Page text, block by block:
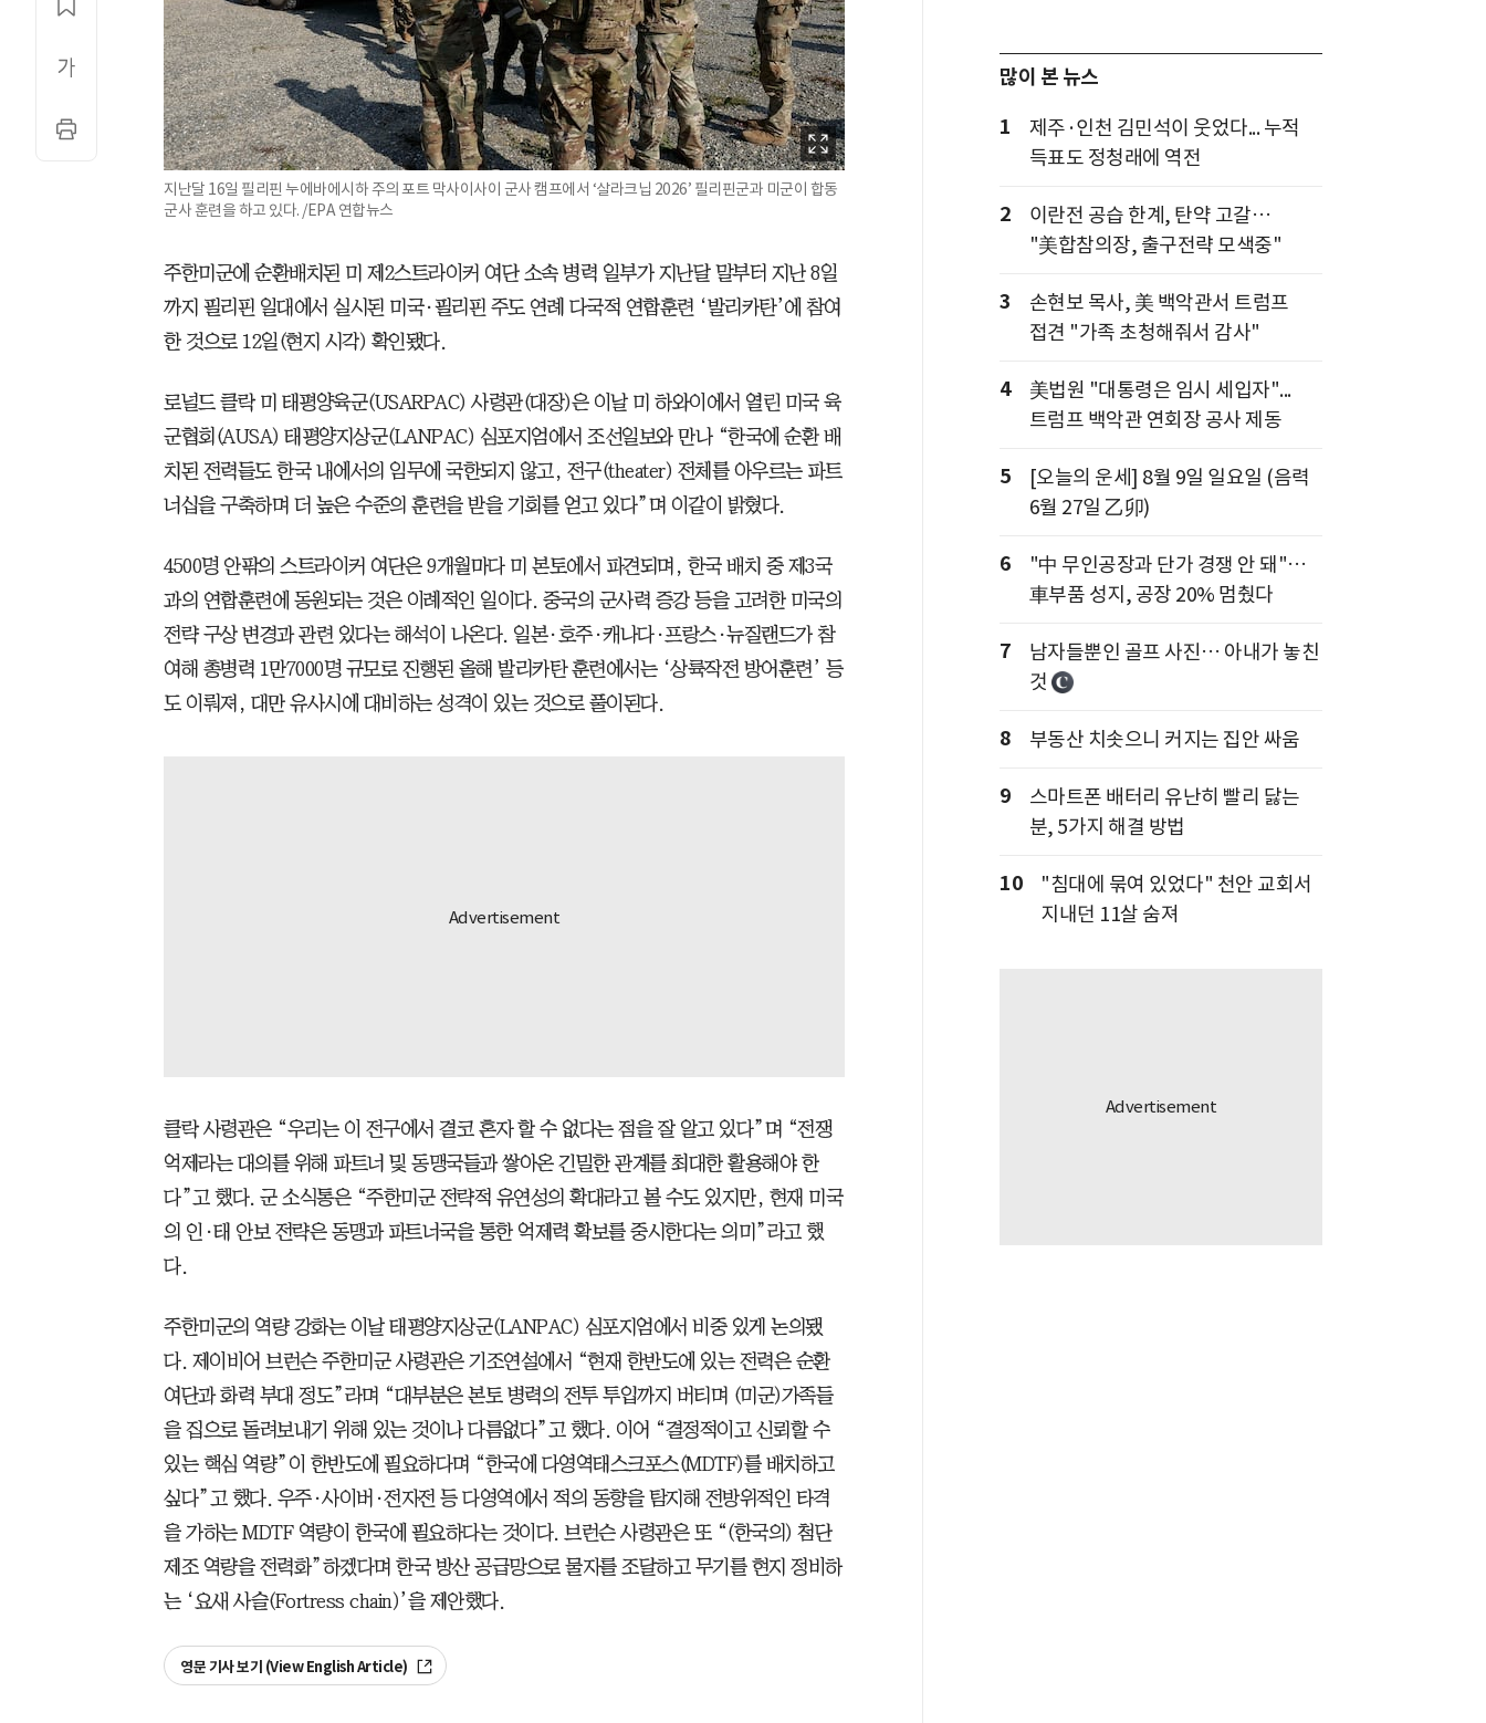
지난달 16일 필리핀 누에바에시하 주의 포트 막사이사이 군사 캠프에서 ‘살라크닙 2026’ 필리핀군과 미군이 합동
군사 훈련을 하고 있다. /EPA 연합뉴스
주한미군에 순환배치된 미 제2스트라이커 여단 소속 병력 일부가 지난달 말부터 지난 8일
까지 필리핀 일대에서 실시된 미국·필리핀 주도 연례 다국적 연합훈련 ‘발리카탄’에 참여
한 것으로 12일(현지 시각) 확인됐다.
로널드 클락 미 태평양육군(USARPAC) 사령관(대장)은 이날 미 하와이에서 열린 미국 육
군협회(AUSA) 태평양지상군(LANPAC) 심포지엄에서 조선일보와 만나 “한국에 순환 배
치된 전력들도 한국 내에서의 임무에 국한되지 않고, 전구(theater) 전체를 아우르는 파트
너십을 구축하며 더 높은 수준의 훈련을 받을 기회를 얻고 있다”며 이같이 밝혔다.
4500명 안팎의 스트라이커 여단은 9개월마다 미 본토에서 파견되며, 한국 배치 중 제3국
과의 연합훈련에 동원되는 것은 이례적인 일이다. 중국의 군사력 증강 등을 고려한 미국의
전략 구상 변경과 관련 있다는 해석이 나온다. 일본·호주·캐나다·프랑스·뉴질랜드가 참
여해 총병력 1만7000명 규모로 진행된 올해 발리카탄 훈련에서는 ‘상륙작전 방어훈련’ 등
도 이뤄져, 대만 유사시에 대비하는 성격이 있는 것으로 풀이된다.
클락 사령관은 “우리는 이 전구에서 결코 혼자 할 수 없다는 점을 잘 알고 있다”며 “전쟁
억제라는 대의를 위해 파트너 및 동맹국들과 쌓아온 긴밀한 관계를 최대한 활용해야 한
다”고 했다. 군 소식통은 “주한미군 전략적 유연성의 확대라고 볼 수도 있지만, 현재 미국
의 인·태 안보 전략은 동맹과 파트너국을 통한 억제력 확보를 중시한다는 의미”라고 했
다.
주한미군의 역량 강화는 이날 태평양지상군(LANPAC) 심포지엄에서 비중 있게 논의됐
다. 제이비어 브런슨 주한미군 사령관은 기조연설에서 “현재 한반도에 있는 전력은 순환
여단과 화력 부대 정도”라며 “대부분은 본토 병력의 전투 투입까지 버티며 (미군)가족들
을 집으로 돌려보내기 위해 있는 것이나 다름없다”고 했다. 이어 “결정적이고 신뢰할 수
있는 핵심 역량”이 한반도에 필요하다며 “한국에 다영역태스크포스(MDTF)를 배치하고
싶다”고 했다. 우주·사이버·전자전 등 다영역에서 적의 동향을 탐지해 전방위적인 타격
을 가하는 MDTF 역량이 한국에 필요하다는 것이다. 브런슨 사령관은 또 “(한국의) 첨단
제조 역량을 전력화”하겠다며 한국 방산 공급망으로 물자를 조달하고 무기를 현지 정비하
는 ‘요새 사슬(Fortress chain)’을 제안했다.
영문 기사 보기 (View English Article)
많이 본 뉴스
1
제주·인천 김민석이 웃었다... 누적
득표도 정청래에 역전
2
이란전 공습 한계, 탄약 고갈…
"美합참의장, 출구전략 모색중"
3
손현보 목사, 美 백악관서 트럼프
접견 "가족 초청해줘서 감사"
4
美법원 "대통령은 임시 세입자"...
트럼프 백악관 연회장 공사 제동
5
[오늘의 운세] 8월 9일 일요일 (음력
6월 27일 乙卯)
6
"中 무인공장과 단가 경쟁 안 돼"…
車부품 성지, 공장 20% 멈췄다
7
남자들뿐인 골프 사진… 아내가 놓친
것
8 부동산 치솟으니 커지는 집안 싸움
9
스마트폰 배터리 유난히 빨리 닳는
분, 5가지 해결 방법
10
"침대에 묶여 있었다" 천안 교회서
지내던 11살 숨져